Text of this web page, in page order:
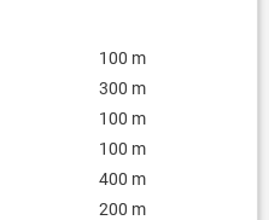
100 m
300 m
100 m
100 m
400 m
200 m